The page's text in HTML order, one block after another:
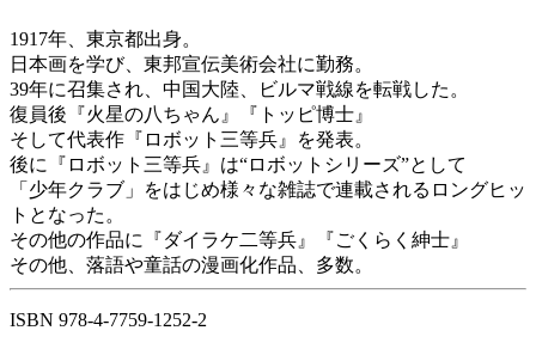
1917年、東京都出身。
日本画を学び、東邦宣伝美術会社に勤務。
39年に召集され、中国大陸、ビルマ戦線を転戦した。
復員後『火星の八ちゃん』『トッピ博士』
そして代表作『ロボット三等兵』を発表。
後に『ロボット三等兵』は“ロボットシリーズ”として
「少年クラブ」をはじめ様々な雑誌で連載されるロングヒッ
トとなった。
その他の作品に『ダイラケ二等兵』『ごくらく紳士』
その他、落語や童話の漫画化作品、多数。
ISBN 978-4-7759-1252-2